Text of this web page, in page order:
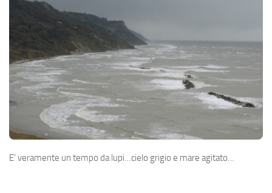
E’ veramente un tempo da lupi…cielo grigio e mare agitato…